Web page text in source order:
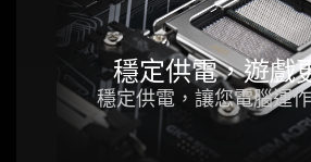
穩定供電，遊戲
穩定供電，讓您電腦運